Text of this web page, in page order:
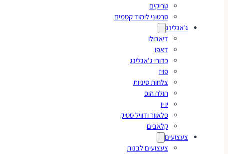
טריקים
סרטוני לימוד קסמים
ג׳אגלינג
דיאבולו
דאפו
כדורי ג'אגלינג
פויז
צלחות סיניות
הולה הופ
יו יו
פלאוור ודוויל סטיק
קלאבים
צעצועים
צעצועים לבנות